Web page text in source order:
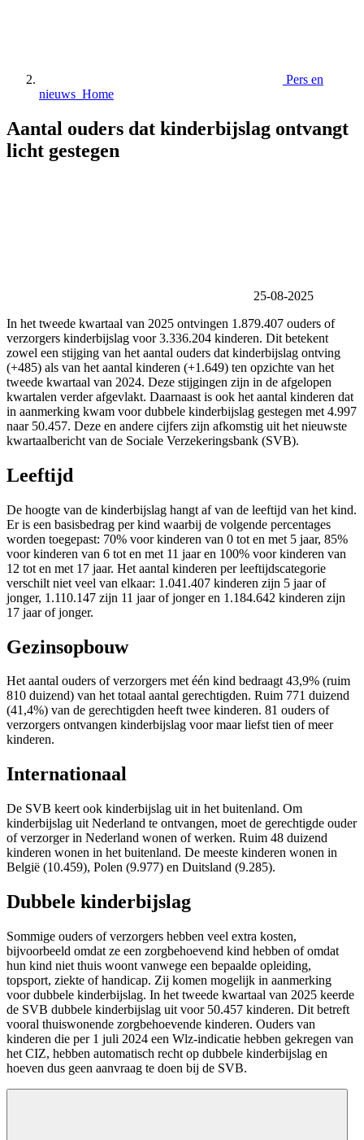
Pers en
nieuws Home
Aantal ouders dat kinderbijslag ontvangt
licht gestegen
25-08-2025
In het tweede kwartaal van 2025 ontvingen 1.879.407 ouders of
verzorgers kinderbijslag voor 3.336.204 kinderen. Dit betekent
zowel een stijging van het aantal ouders dat kinderbijslag ontving
(+485) als van het aantal kinderen (+1.649) ten opzichte van het
tweede kwartaal van 2024. Deze stijgingen zijn in de afgelopen
kwartalen verder afgevlakt. Daarnaast is ook het aantal kinderen dat
in aanmerking kwam voor dubbele kinderbijslag gestegen met 4.997
naar 50.457. Deze en andere cijfers zijn afkomstig uit het nieuwste
kwartaalbericht van de Sociale Verzekeringsbank (SVB).
Leeftijd
De hoogte van de kinderbijslag hangt af van de leeftijd van het kind.
Er is een basisbedrag per kind waarbij de volgende percentages
worden toegepast: 70% voor kinderen van 0 tot en met 5 jaar, 85%
voor kinderen van 6 tot en met 11 jaar en 100% voor kinderen van
12 tot en met 17 jaar. Het aantal kinderen per leeftijdscategorie
verschilt niet veel van elkaar: 1.041.407 kinderen zijn 5 jaar of
jonger, 1.110.147 zijn 11 jaar of jonger en 1.184.642 kinderen zijn
17 jaar of jonger.
Gezinsopbouw
Het aantal ouders of verzorgers met één kind bedraagt 43,9% (ruim
810 duizend) van het totaal aantal gerechtigden. Ruim 771 duizend
(41,4%) van de gerechtigden heeft twee kinderen. 81 ouders of
verzorgers ontvangen kinderbijslag voor maar liefst tien of meer
kinderen.
Internationaal
De SVB keert ook kinderbijslag uit in het buitenland. Om
kinderbijslag uit Nederland te ontvangen, moet de gerechtigde ouder
of verzorger in Nederland wonen of werken. Ruim 48 duizend
kinderen wonen in het buitenland. De meeste kinderen wonen in
België (10.459), Polen (9.977) en Duitsland (9.285).
Dubbele kinderbijslag
Sommige ouders of verzorgers hebben veel extra kosten,
bijvoorbeeld omdat ze een zorgbehoevend kind hebben of omdat
hun kind niet thuis woont vanwege een bepaalde opleiding,
topsport, ziekte of handicap. Zij komen mogelijk in aanmerking
voor dubbele kinderbijslag. In het tweede kwartaal van 2025 keerde
de SVB dubbele kinderbijslag uit voor 50.457 kinderen. Dit betreft
vooral thuiswonende zorgbehoevende kinderen. Ouders van
kinderen die per 1 juli 2024 een Wlz-indicatie hebben gekregen van
het CIZ, hebben automatisch recht op dubbele kinderbijslag en
hoeven dus geen aanvraag te doen bij de SVB.